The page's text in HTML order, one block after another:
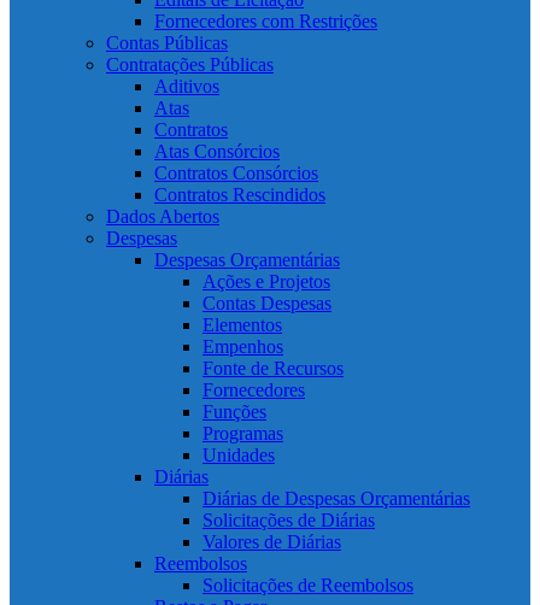
Fornecedores com Restrições
Contas Públicas
Contratações Públicas
Aditivos
Atas
Contratos
Atas Consórcios
Contratos Consórcios
Contratos Rescindidos
Dados Abertos
Despesas
Despesas Orçamentárias
Ações e Projetos
Contas Despesas
Elementos
Empenhos
Fonte de Recursos
Fornecedores
Funções
Programas
Unidades
Diárias
Diárias de Despesas Orçamentárias
Solicitações de Diárias
Valores de Diárias
Reembolsos
Solicitações de Reembolsos